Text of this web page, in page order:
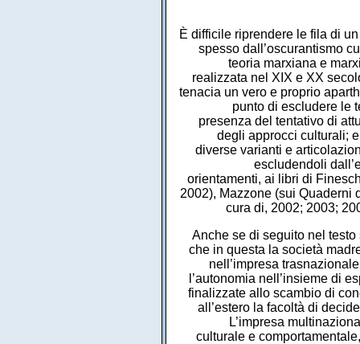
È difficile riprendere le fila di
spesso dall’oscurantismo
teoria marxiana e
realizzata nel XIX e XX
tenacia un vero e proprio
punto di escludere le
presenza del tentativo di
degli approcci culturali;
diverse varianti e
escludendoli
orientamenti, ai libri di
2002), Mazzone (sui Quaderni
cura di, 2002; 2003;
Anche se di seguito nel
che in questa la società
nell’impresa
l’autonomia nell’insieme di
finalizzate allo scambio di
all’estero la facoltà di
L’impresa
culturale e